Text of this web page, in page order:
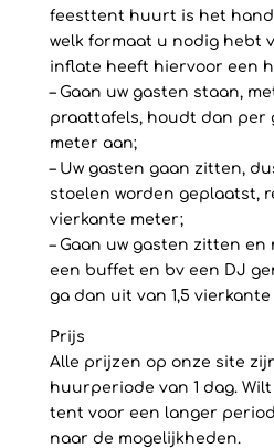
feesttent huurt is het
welk formaat u nodig hebt
inflate heeft hiervoor een
– Gaan uw gasten staan,
praattafels, houdt dan per
meter aan;
– Uw gasten gaan zitten,
stoelen worden geplaatst,
vierkante meter;
– Gaan uw gasten zitten
een buffet en bv een DJ
ga dan uit van 1,5
Prijs
Alle prijzen op onze site
huurperiode van 1 dag.
tent voor een langer
naar de mogelijkheden.